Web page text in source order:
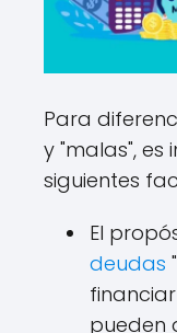
Para
y "malas",
siguientes
El
deudas
pueden